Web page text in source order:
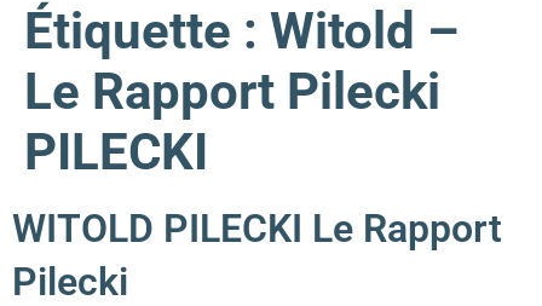
Étiquette : Witold –
Le Rapport Pilecki
PILECKI
WITOLD PILECKI Le Rapport
Pilecki